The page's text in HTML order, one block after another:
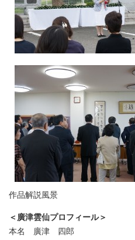
作品解説風景
＜廣津雲仙プロフィール＞
本名 廣津 四郎